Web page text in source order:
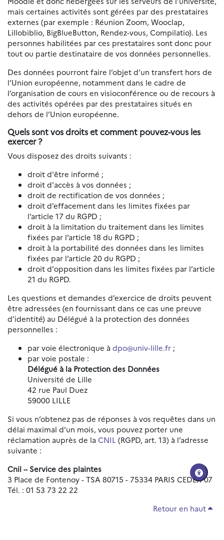
mais certaines activités sont gérées par des prestataires
externes (par exemple : Réunion Zoom, Wooclap,
Lillobiblio, BigBlueButton, Rendez-vous, Compilatio). Les
personnes habilitées par ces prestataires sont donc pour
tout ou partie destinataire de vos données personnelles.
Des données pourront faire l’objet d’un transfert hors de
l’Union européenne, notamment dans le cadre de
l’organisation de cours en visioconférence ou de recours à
des activités opérées par des prestataires situés en
dehors de l’Union européenne.
Quels sont vos droits et comment pouvez-vous les
exercer ?
Vous disposez des droits suivants :
droit d'être informé ;
droit d'accès à vos données ;
droit de rectification de vos données ;
droit d’effacement dans les limites fixées par
l’article 17 du RGPD ;
droit à la limitation du traitement dans les limites
fixées par l’article 18 du RGPD ;
droit à la portabilité des données dans les limites
fixées par l’article 20 du RGPD ;
droit d'opposition dans les limites fixées par l’article
21 du RGPD.
Les questions et demandes d’exercice de droits peuvent
être adressées (en fournissant dans ce cas une preuve
d’identité) au Délégué à la protection des données
personnelles :
par voie électronique à dpo@univ-lille.fr ;
par voie postale :
Délégué à la Protection des Données
Université de Lille
42 rue Paul Duez
59000 LILLE
Si vous n’obtenez pas de réponses à vos requêtes dans un
délai maximal d’un mois, vous pouvez porter une
réclamation auprès de la CNIL (RGPD, art. 13) à l’adresse
suivante :
Cnil – Service des plaintes
3 Place de Fontenoy - TSA 80715 - 75334 PARIS CEDEX 07
Tél. : 01 53 73 22 22
Retour en haut